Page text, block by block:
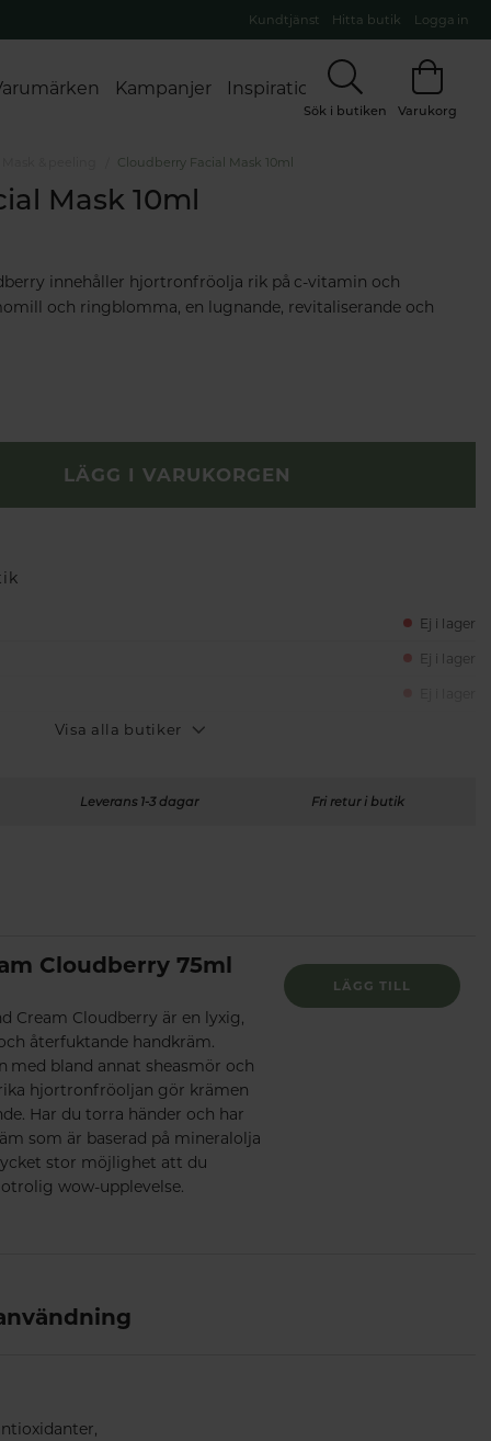
Kundtjänst Hitta butik Logga in
Kampanjer Inspiration
Sök i butiken Varukorg
Cloudberry Facial Mask 10ml
Mask 10ml
innehåller hjortronfröolja rik på c-vitamin och
och ringblomma, en lugnande, revitaliserande och
LÄGG I VARUKORGEN
Ej i lager
Ej i lager
Visa alla butiker
Leverans 1-3 dagar Fri retur i butik
Cloudberry 75ml
Cream Cloudberry är en lyxig,
återfuktande handkräm.
med bland annat sheasmör och
hjortronfröoljan gör krämen
Har du torra händer och har
som är baserad på mineralolja
stor möjlighet att du
wow-upplevelse.
LÄGG TILL